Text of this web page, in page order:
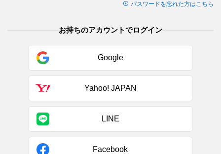
パスワードを忘れた方はこちら
お持ちのアカウントでログイン
Google
Yahoo! JAPAN
LINE
Facebook